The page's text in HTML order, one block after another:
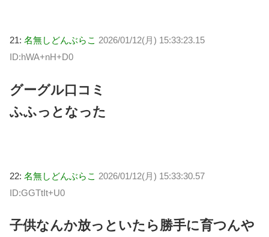
21: 名無しどんぶらこ 2026/01/12(月) 15:33:23.15
ID:hWA+nH+D0
グーグル口コミ
ふふっとなった
22: 名無しどんぶらこ 2026/01/12(月) 15:33:30.57
ID:GGTtIt+U0
子供なんか放っといたら勝手に育つんや